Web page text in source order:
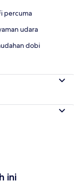
percuma
udara
dobi
ini